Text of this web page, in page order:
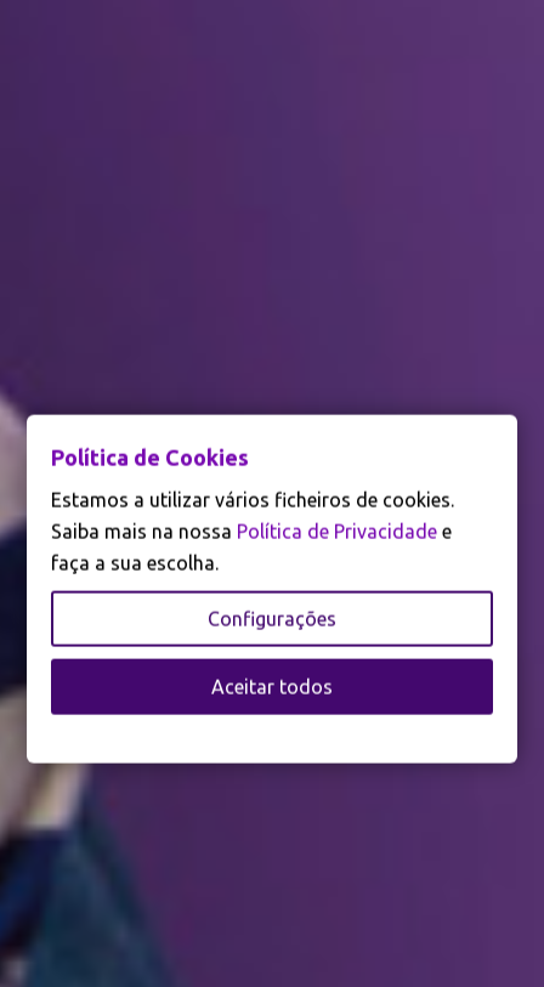
Política de Cookies
Estamos a utilizar vários ficheiros de cookies.
Saiba mais na nossa Política de Privacidade e
faça a sua escolha.
Configurações
Aceitar todos